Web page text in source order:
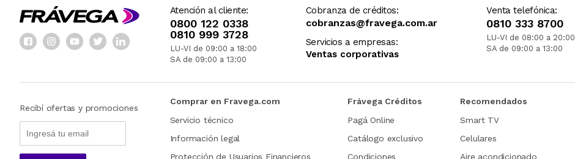
Atención al cliente:
0800 122 0338
0810 999 3728
LU-VI de 09:00 a 18:00
SA de 09:00 a 13:00
Cobranza de créditos:
cobranzas@fravega.com.ar
Servicios a empresas:
Ventas corporativas
Venta telefónica:
0810 333 8700
LU-VI de 08:00 a 20:00
SA de 09:00 a 13:00
Recibí ofertas y promociones
Comprar en Fravega.com
Servicio técnico
Información legal
Protección de Usuarios Financieros
Frávega Créditos
Pagá Online
Catálogo exclusivo
Condiciones
Recomendados
Smart TV
Celulares
Aire acondicionado